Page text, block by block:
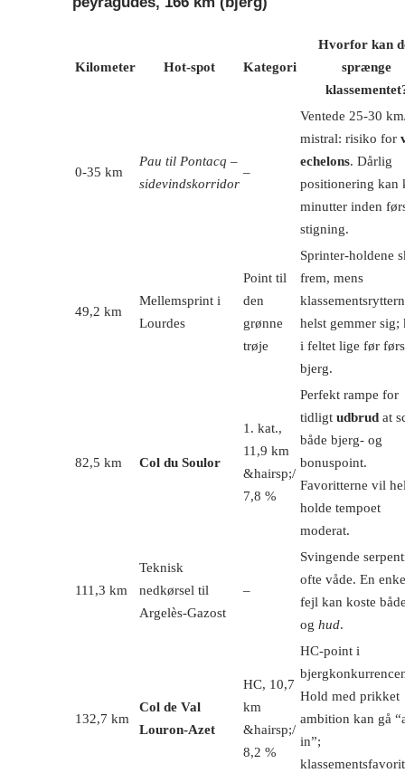
Kilometer Hot-spot Kategori
Hvorfor kan
sprænge
0-35 km
Pau til Pontacq –
sidevindskorridor
–
Ventede 25-30
mistral: risiko for
echelons. Dårlig
positionering kan
minutter inden
stigning.
49,2 km
Mellemsprint i
Lourdes
Point til
den
grønne
trøje
Sprinter-holdene
frem, mens
helst gemmer sig;
i feltet lige før
bjerg.
82,5 km Col du Soulor
1. kat.,
11,9 km
&hairsp;/
7,8 %
Perfekt rampe for
tidligt udbrud at
både bjerg- og
bonuspoint.
Favoritterne vil
holde tempoet
moderat.
111,3 km
Teknisk
nedkørsel til
Argelès-Gazost
–
Svingende
ofte våde. En
fejl kan koste
og hud.
132,7 km
Col de Val
Louron-Azet
HC, 10,7
km
&hairsp;/
8,2 %
HC-point i
Hold med prikket
ambition kan gå
in”;